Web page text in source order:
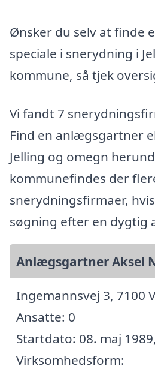
Ønsker du selv at finde
speciale i snerydning i
kommune, så tjek
Vi fandt 7
Find en anlægsgartner
Jelling og omegn
kommunefindes der
snerydningsfirmaer,
søgning efter en dygtig
Anlægsgartner Aksel
Ingemannsvej 3, 7100
Ansatte: 0
Startdato: 08. maj 1989,
Virksomhedsform: